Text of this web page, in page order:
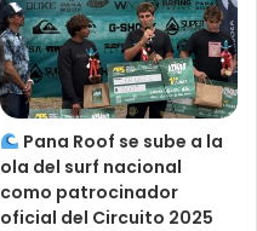
Pana Roof se sube a la
ola del surf nacional
como patrocinador
oficial del Circuito 2025